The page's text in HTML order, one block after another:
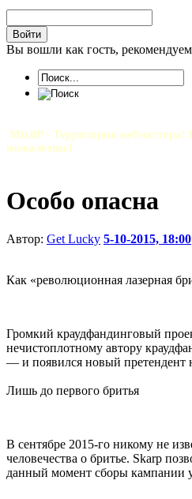
Вы вошли как гость,
MixliP - Территория
пожалеешь!
Особо опасна
Автор: Get Lucky 5-10-2015, 18:00
Как «революционная лазерная
Громкий краудфандинговый
нечистоплотному автору
— и появился новый претендент
Лишь до первого бритья
В сентябре 2015-го никому не
человечества о бритье. Skarp
данный момент сборы кампании